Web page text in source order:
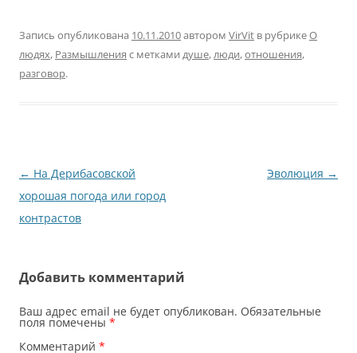
самолете закончил
читать «Одиннадцать
свое время мама и
получилось так,…
Запись опубликована 10.11.2010автором VirVit в рубрикеО
людях, Размышления с метками душе,люди,отношения,
разговор.
Навигация
по
записям
← На Дерибасовской
хорошая погода или город
контрастов
Эволюция →
Добавить комментарий
Ваш адрес email не будет опубликован. Обязательные
поля помечены *
Комментарий *